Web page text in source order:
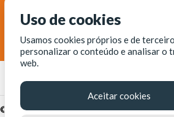
© Fortaleza Digital || CITINOVA -
Uso de cookies
Usamos cookies próprios e de
personalizar o conteúdo e analisar o
web.
Aceitar cookies